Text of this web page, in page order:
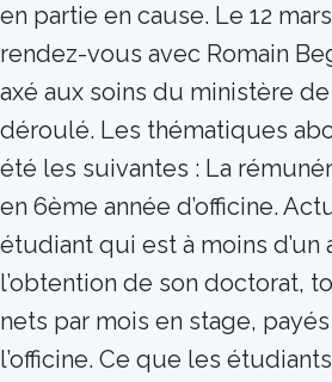
en partie en cause. Le 12
rendez-vous avec Romain
axé aux soins du ministère de
déroulé. Les thématiques
été les suivantes : La
en 6ème année d’officine.
étudiant qui est à moins d’un
l’obtention de son doctorat,
nets par mois en stage,
l’officine. Ce que les